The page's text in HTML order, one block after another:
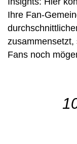
Ihre Fan-
Fans noch